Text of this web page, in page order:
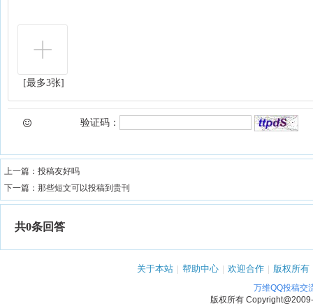
[最多3张]
验证码：
上一篇： 投稿友好吗
下一篇： 那些短文可以投稿到贵刊
共0条回答
关于本站 | 帮助中心 | 欢迎合作 | 版权所有
万维QQ投稿交
版权所有